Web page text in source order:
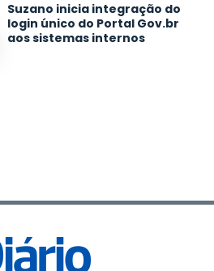
Suzano inicia integração do
login único do Portal Gov.br
aos sistemas internos